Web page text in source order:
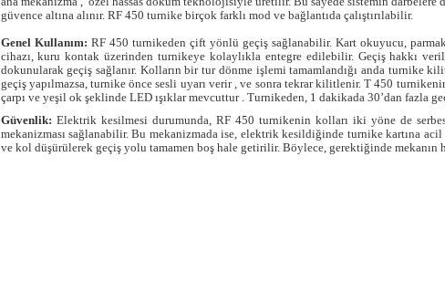
güvence altına alınır. RF 450 turnike birçok farklı mod ve bağlantıda çalıştırılabilir.
Genel Kullanım: RF 450 turnikeden çift yönlü geçiş sağlanabilir. Kart okuyucu,
cihazı, kuru kontak üzerinden turnikeye kolaylıkla entegre edilebilir. Geçiş hakkı
dokunularak geçiş sağlanır. Kolların bir tur dönme işlemi tamamlandığı anda turnike
geçiş yapılmazsa, turnike önce sesli uyarı verir , ve sonra tekrar kilitlenir. T 450
çarpı ve yeşil ok şeklinde LED ışıklar mevcuttur . Turnikeden, 1 dakikada 30’dan fazla
Güvenlik: Elektrik kesilmesi durumunda, RF 450 turnikenin kolları iki yöne de
mekanizması sağlanabilir. Bu mekanizmada ise, elektrik kesildiğinde turnike kartına
ve kol düşürülerek geçiş yolu tamamen boş hale getirilir. Böylece, gerektiğinde mekanın